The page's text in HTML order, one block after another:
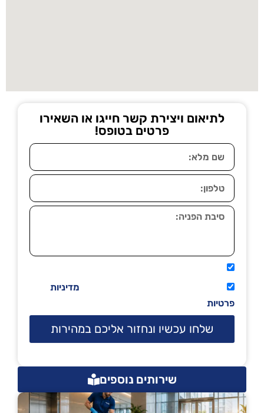
לתיאום ויצירת קשר חייגו או השאירו
פרטים בטופס!
מדיניות
פרטיות
שלחו עכשיו ונחזור אליכם במהירות
שירותים נוספים